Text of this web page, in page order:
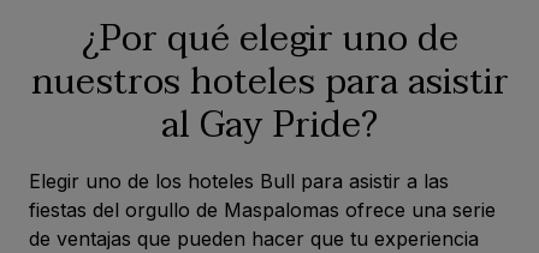
¿Por qué elegir uno de
nuestros hoteles para asistir
al Gay Pride?
Elegir uno de los hoteles Bull para asistir a las
fiestas del orgullo de Maspalomas ofrece una serie
de ventajas que pueden hacer que tu experiencia